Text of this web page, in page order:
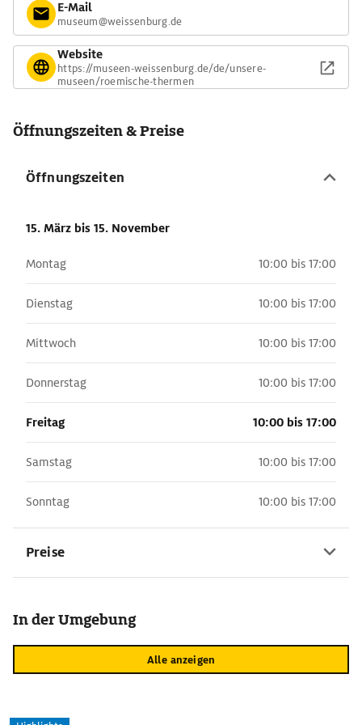
E-Mail
museum@weissenburg.de
Website
https://museen-weissenburg.de/de/unsere-
museen/roemische-thermen
Öffnungszeiten & Preise
Öffnungszeiten
15. März bis 15. November
Montag 10:00 bis 17:00
Dienstag 10:00 bis 17:00
Mittwoch 10:00 bis 17:00
Donnerstag 10:00 bis 17:00
Freitag 10:00 bis 17:00
Samstag 10:00 bis 17:00
Sonntag 10:00 bis 17:00
Preise
In der Umgebung
Alle anzeigen